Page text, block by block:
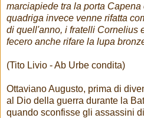
marciapiede tra la porta Capena
quadriga invece venne rifatta
di quell'anno, i fratelli Cornelius
fecero anche rifare la lupa
(Tito Livio - Ab Urbe condita)
Ottaviano Augusto, prima di
al Dio della guerra durante la
quando sconfisse gli assassini